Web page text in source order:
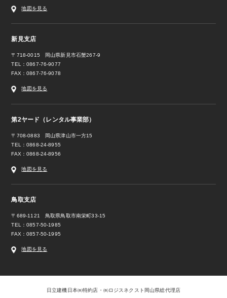
地図を見る
新見支店
〒718-0015 岡山県新見市石蟹267-9
TEL：0867-76-9077
FAX：0867-76-9078
地図を見る
第2ヤード（レンタル事業部）
〒708-0883 岡山県津山市一方15
TEL：0868-24-8955
FAX：0868-24-8956
地図を見る
鳥取支店
〒689-1121 鳥取県鳥取市南栄町33-15
TEL：0857-50-1985
FAX：0857-50-1995
地図を見る
日立建機日本㈱特約店・㈱ロジスネクスト岡山県総代理店